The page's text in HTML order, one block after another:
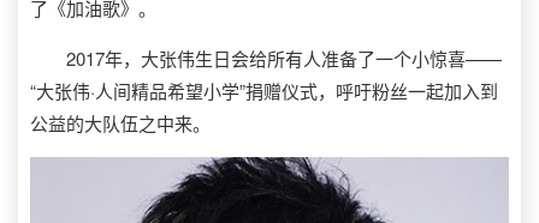
了《加油歌》。
2017年，大张伟生日会给所有人准备了一个小惊喜——
“大张伟·人间精品希望小学”捐赠仪式，呼吁粉丝一起加入到
公益的大队伍之中来。